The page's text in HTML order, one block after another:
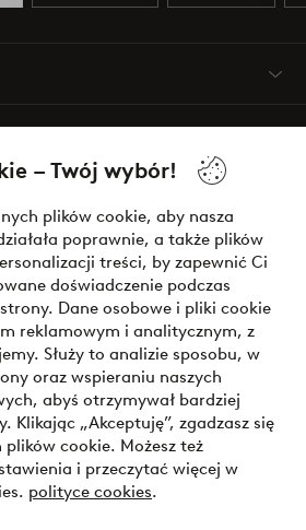
– Twój wybór!
plików cookie, aby nasza
poprawnie, a także plików
treści, by zapewnić Ci
doświadczenie podczas
Dane osobowe i pliki cookie
reklamowym i analitycznym, z
Służy to analizie sposobu, w
oraz wspieraniu naszych
abyś otrzymywał bardziej
Klikając „Akceptuję”, zgadzasz się
cookie. Możesz też
i przeczytać więcej w
polityce cookies.
- zapłać teraz lub podziel się
więcej o naszych opcjach płatności